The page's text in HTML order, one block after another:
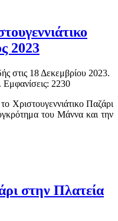
2023
στις 18 Δεκεμβρίου 2023.
. Εμφανίσεις: 2230
Χριστουγεννιάτικο Παζάρι
του Μάννα και την
στην Πλατεία